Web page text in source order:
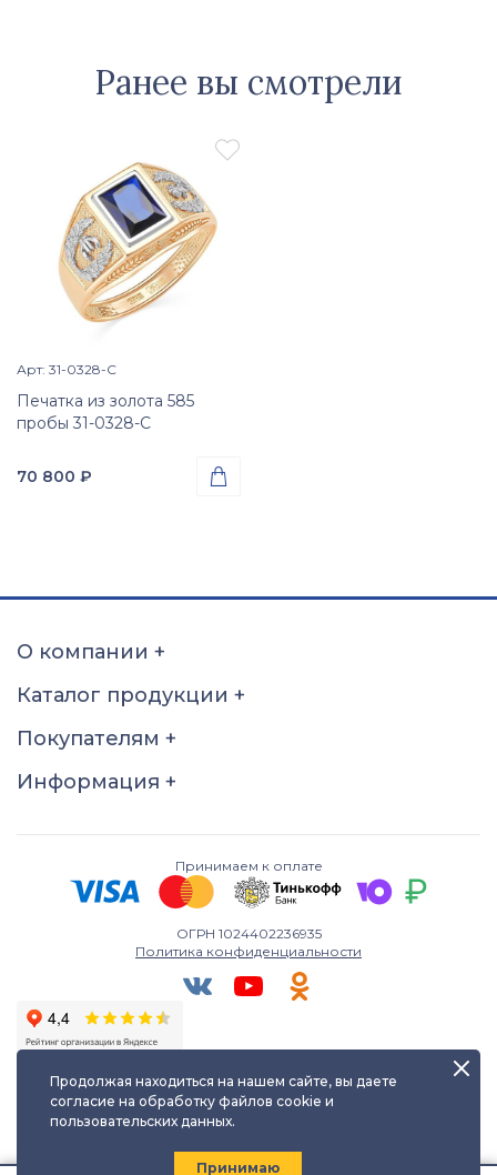
Ранее вы смотрели

 Просмотр изделия
Арт: 31-0328-С
Печатка из золота 585
пробы 31-0328-С
70 800 ₽ 
(недраг. вст.)
Размер
О компании +
Каталог продукции +
Покупателям +
Информация +
Принимаем к оплате
ОГРН 1024402236935
Политика конфиденциальности
Любое использование либо копирование материалов сайта
kayuf.ru| © КаЮФ , 2013-2026
Продолжая находиться на нашем сайте, вы даете
согласие на обработку файлов cookie и
пользовательских данных.
Принимаю